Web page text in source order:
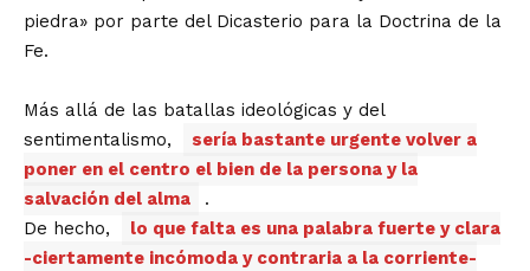
piedra» por parte del Dicasterio para la Doctrina de la
Fe.
Más allá de las batallas ideológicas y del
sentimentalismo,
sería bastante urgente volver a
poner en el centro el bien de la persona y la
salvación del alma
.
De hecho,
lo que falta es una palabra fuerte y clara
-ciertamente incómoda y contraria a la corriente-